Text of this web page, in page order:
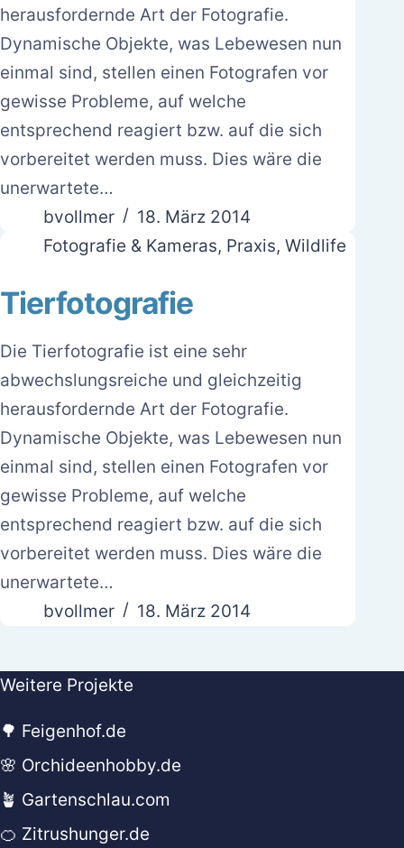
herausfordernde Art der Fotografie.
Dynamische Objekte, was Lebewesen nun
einmal sind, stellen einen Fotografen vor
gewisse Probleme, auf welche
entsprechend reagiert bzw. auf die sich
vorbereitet werden muss. Dies wäre die
unerwartete…
bvollmer
18. März 2014
Fotografie & Kameras, Praxis, Wildlife
Tierfotografie
Die Tierfotografie ist eine sehr
abwechslungsreiche und gleichzeitig
herausfordernde Art der Fotografie.
Dynamische Objekte, was Lebewesen nun
einmal sind, stellen einen Fotografen vor
gewisse Probleme, auf welche
entsprechend reagiert bzw. auf die sich
vorbereitet werden muss. Dies wäre die
unerwartete…
bvollmer
18. März 2014
Weitere Projekte
🌳 Feigenhof.de
🌸 Orchideenhobby.de
🪴 Gartenschlau.com
🍊 Zitrushunger.de